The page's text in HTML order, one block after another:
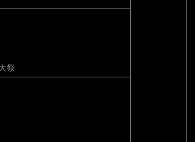
祭